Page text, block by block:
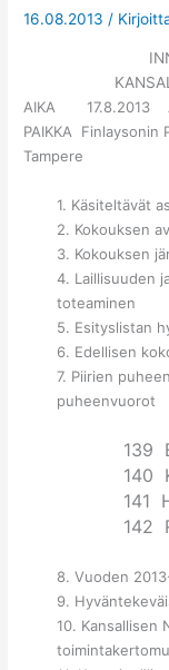
16.08.2013/
AIKA 17.8.2013
PAIKKA Finlaysonin
1. Käsiteltävät
2. Kokouksen
3. Kokouksen
4. Laillisuuden
toteaminen
5. Esityslistan
6. Edellisen
7. Piirien
140
142
8. Vuoden
9.
10. Kansallisen